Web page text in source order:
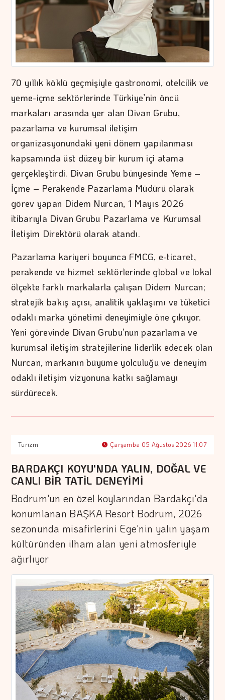
70 yıllık köklü geçmişiyle gastronomi, otelcilik ve
yeme-içme sektörlerinde Türkiye’nin öncü
markaları arasında yer alan Divan Grubu,
pazarlama ve kurumsal iletişim
organizasyonundaki yeni dönem yapılanması
kapsamında üst düzey bir kurum içi atama
gerçekleştirdi. Divan Grubu bünyesinde Yeme –
İçme – Perakende Pazarlama Müdürü olarak
görev yapan Didem Nurcan, 1 Mayıs 2026
itibarıyla Divan Grubu Pazarlama ve Kurumsal
İletişim Direktörü olarak atandı.
Pazarlama kariyeri boyunca FMCG, e-ticaret,
perakende ve hizmet sektörlerinde global ve lokal
ölçekte farklı markalarla çalışan Didem Nurcan;
stratejik bakış açısı, analitik yaklaşımı ve tüketici
odaklı marka yönetimi deneyimiyle öne çıkıyor.
Yeni görevinde Divan Grubu’nun pazarlama ve
kurumsal iletişim stratejilerine liderlik edecek olan
Nurcan, markanın büyüme yolculuğu ve deneyim
odaklı iletişim vizyonuna katkı sağlamayı
sürdürecek.
Turizm Çarşamba 05 Ağustos 2026 11:07
BARDAKÇI KOYU'NDA YALIN, DOĞAL VE
CANLI BİR TATİL DENEYİMİ
Bodrum'un en özel koylarından Bardakçı'da
konumlanan BAŞKA Resort Bodrum, 2026
sezonunda misafirlerini Ege'nin yalın yaşam
kültüründen ilham alan yeni atmosferiyle
ağırlıyor